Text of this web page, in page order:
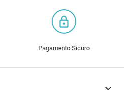
lock_outline
Pagamento Sicuro
